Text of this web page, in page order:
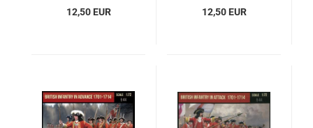
12,50 EUR 12,50 EUR